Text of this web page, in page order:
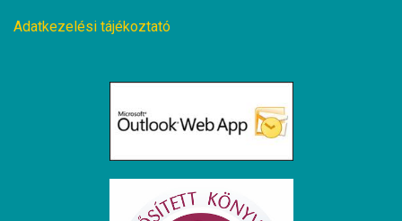
Adatkezelési tájékoztató